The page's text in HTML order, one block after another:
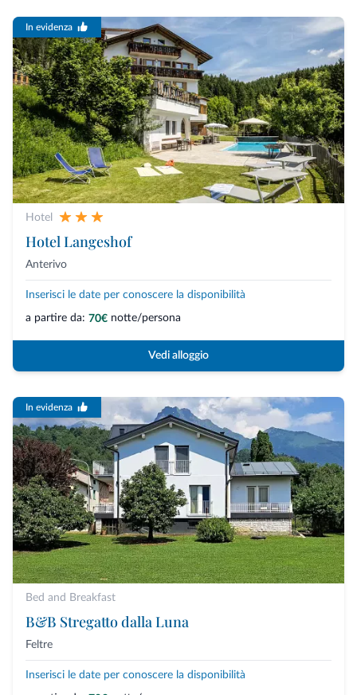
In evidenza
Hotel
Hotel Langeshof
Anterivo
Inserisci le date per conoscere la disponibilità
a partire da: 70€ notte/persona
Vedi alloggio
In evidenza
Bed and Breakfast
B&B Stregatto dalla Luna
Feltre
Inserisci le date per conoscere la disponibilità